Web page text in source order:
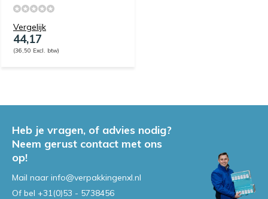
Vergelijk
44,17
(36,50 Excl. btw)
Heb je vragen, of advies nodig?
Neem gerust contact met ons
op!
Mail naar info@verpakkingenxl.nl
Of bel +31(0)53 - 5738456